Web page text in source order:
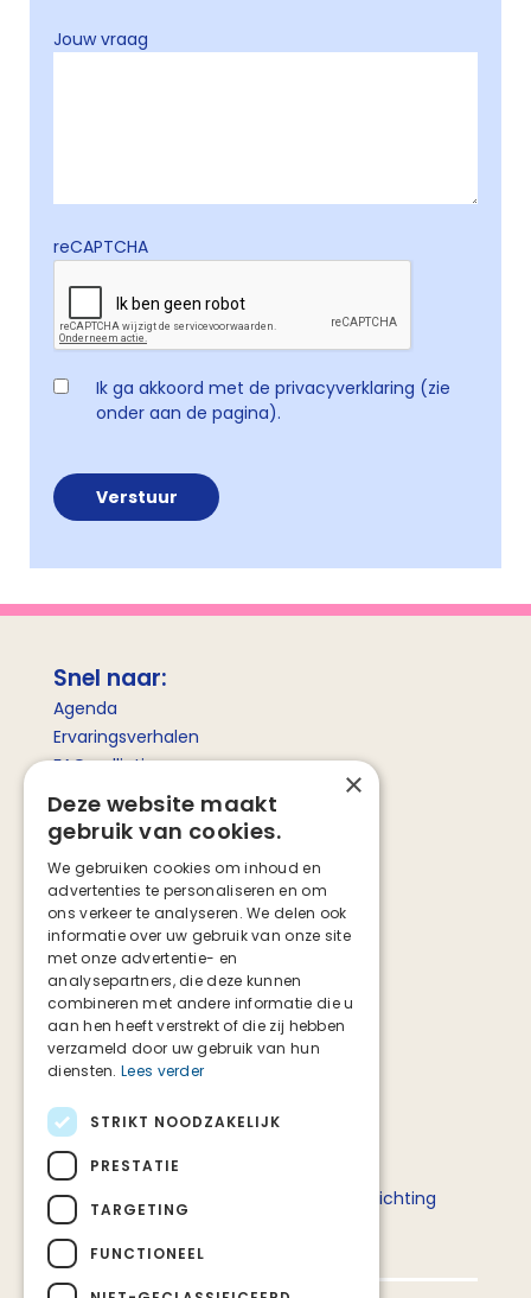
Jouw vraag
reCAPTCHA
Ik ga akkoord met de privacyverklaring (zie
onder aan de pagina).
Snel naar:
Agenda
Ervaringsverhalen
FAQ palliatieve zorg
Betekenis palliatieve zorg
Social media
Facebook
Instagram
TikTok
Deze website is tot stand gekomen in
samenwerking met het ministerie van
Volksgezondheid, Welzijn en Sport en Stichting
Palliatieve Zorg Nederland.
×
Deze website maakt
gebruik van cookies.
We gebruiken cookies om inhoud en
advertenties te personaliseren en om
ons verkeer te analyseren. We delen ook
informatie over uw gebruik van onze site
met onze advertentie- en
analysepartners, die deze kunnen
combineren met andere informatie die u
aan hen heeft verstrekt of die zij hebben
verzameld door uw gebruik van hun
diensten. Lees verder
STRIKT NOODZAKELIJK
PRESTATIE
TARGETING
FUNCTIONEEL